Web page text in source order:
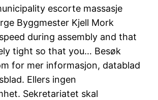
escorte massasje
Byggmester Kjell Mork
during assembly and that
tight so that you… Besøk
for mer informasjon, datablad
Ellers ingen
Sekretariatet skal